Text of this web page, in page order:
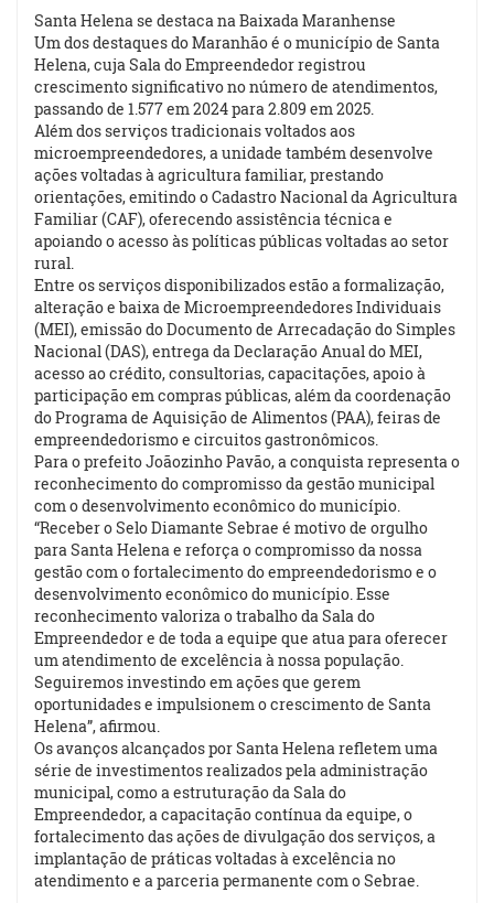
Santa Helena se destaca na Baixada Maranhense
Um dos destaques do Maranhão é o município de Santa
Helena, cuja Sala do Empreendedor registrou
crescimento significativo no número de atendimentos,
passando de 1.577 em 2024 para 2.809 em 2025.
Além dos serviços tradicionais voltados aos
microempreendedores, a unidade também desenvolve
ações voltadas à agricultura familiar, prestando
orientações, emitindo o Cadastro Nacional da Agricultura
Familiar (CAF), oferecendo assistência técnica e
apoiando o acesso às políticas públicas voltadas ao setor
rural.
Entre os serviços disponibilizados estão a formalização,
alteração e baixa de Microempreendedores Individuais
(MEI), emissão do Documento de Arrecadação do Simples
Nacional (DAS), entrega da Declaração Anual do MEI,
acesso ao crédito, consultorias, capacitações, apoio à
participação em compras públicas, além da coordenação
do Programa de Aquisição de Alimentos (PAA), feiras de
empreendedorismo e circuitos gastronômicos.
Para o prefeito Joãozinho Pavão, a conquista representa o
reconhecimento do compromisso da gestão municipal
com o desenvolvimento econômico do município.
“Receber o Selo Diamante Sebrae é motivo de orgulho
para Santa Helena e reforça o compromisso da nossa
gestão com o fortalecimento do empreendedorismo e o
desenvolvimento econômico do município. Esse
reconhecimento valoriza o trabalho da Sala do
Empreendedor e de toda a equipe que atua para oferecer
um atendimento de excelência à nossa população.
Seguiremos investindo em ações que gerem
oportunidades e impulsionem o crescimento de Santa
Helena”, afirmou.
Os avanços alcançados por Santa Helena refletem uma
série de investimentos realizados pela administração
municipal, como a estruturação da Sala do
Empreendedor, a capacitação contínua da equipe, o
fortalecimento das ações de divulgação dos serviços, a
implantação de práticas voltadas à excelência no
atendimento e a parceria permanente com o Sebrae.